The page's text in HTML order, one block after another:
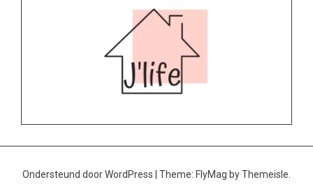
Ondersteund door WordPress Theme: FlyMag by Themeisle.